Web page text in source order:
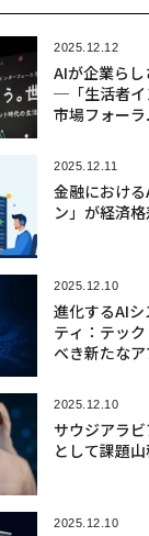
2025.12.12
AIが企業ら
─「生活者イ
市場フォー
2025.12.11
金融におけ
ン」が経済
2025.12.10
進化するAIシ
ティ：テッ
べき新たな
2025.12.10
サウジアラ
として課題
2025.12.10